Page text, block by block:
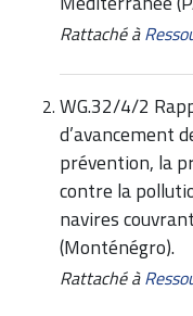
Rattaché à
WG.32/4/2
d’avancement
prévention, la
contre la
navires
(Monténégro).
Rattaché à